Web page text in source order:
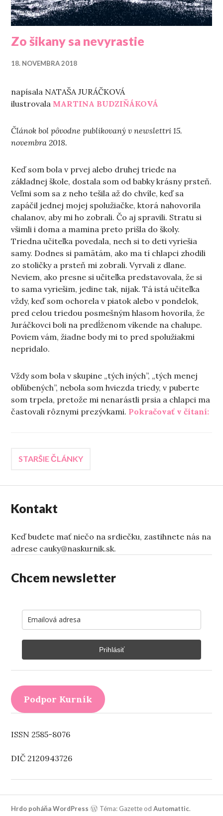
Zo šikany sa nevyrastie
18. NOVEMBRA 2018
napísala NATAŠA JURÁČKOVÁ
ilustrovala MARTINA BUDZIŇÁKOVÁ
Článok bol pôvodne publikovaný v newslettri 15.
novembra 2018.
Keď som bola v prvej alebo druhej triede na
základnej škole, dostala som od babky krásny prsteň.
Veľmi som sa z neho tešila až do chvíle, keď sa
zapáčil jednej mojej spolužiačke, ktorá nahovorila
chalanov, aby mi ho zobrali. Čo aj spravili. Stratu si
všimli i doma a mamina preto prišla do školy.
Triedna učiteľka povedala, nech si to deti vyriešia
samy. Dodnes si pamätám, ako ma tí chlapci zhodili
zo stoličky a prsteň mi zobrali. Vyrvali z dlane.
Neviem, ako presne si učiteľka predstavovala, že si
to sama vyriešim, jedine tak, nijak. Tá istá učiteľka
vždy, keď som ochorela v piatok alebo v pondelok,
pred celou triedou posmešným hlasom hovorila, že
Juráčkovci boli na predĺženom víkende na chalupe.
Poviem vám, žiadne body mi to pred spolužiakmi
nepridalo.
Vždy som bola v skupine „tých iných”, „tých menej
obľúbených”, nebola som hviezda triedy, v puberte
som trpela, pretože mi nenarástli prsia a chlapci ma
častovali rôznymi prezývkami. Pokračovať v čítaní:
Navigácia
v
STARŠIE ČLÁNKY
Kontakt
Keď budete mať niečo na srdiečku, zastihnete nás na
adrese cauky@naskurnik.sk.
Chcem newsletter
Prihlásiť
Podpor Kurník
ISSN 2585-8076
DIČ 2120943726
Hrdo poháňa WordPress Téma: Gazette odAutomattic.